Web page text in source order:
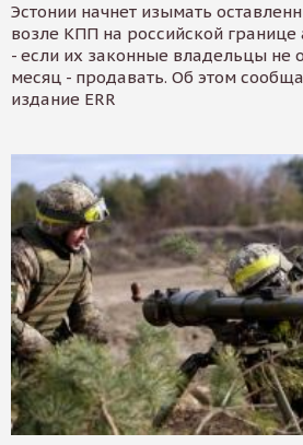
Эстонии начнет изымать
возле КПП на российской границе
- если их законные владельцы не
месяц - продавать. Об этом
издание ERR